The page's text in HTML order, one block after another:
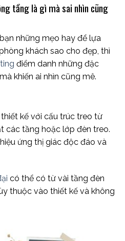
tầng là gì mà sai nhìn cũng
những mẹo hay để lựa
khách sao cho đẹp, thì
điểm danh những đặc
khiến ai nhìn cũng mê.
kế với cấu trúc treo từ
các tầng hoặc lớp đèn treo.
ứng thị giác độc đáo và
có thể có từ vài tầng đèn
thuộc vào thiết kế và không